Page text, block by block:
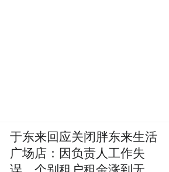
于东来回应关闭胖东来生活
广场店：因负责人工作失